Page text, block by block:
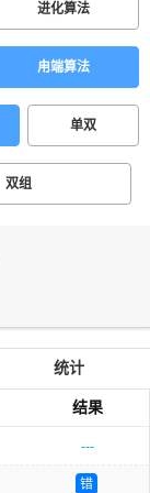
进化算法
甪端算法
单双
双组
统计
结果
---
错